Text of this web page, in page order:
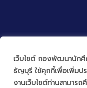
เว็บไซต์ กองพัฒนานักศึ
ธัญบุรี ใช้คุกกี้เพื่อเพิ่มป
งานเว็บไซต์ท่านสามาร
© 2022 กองพัฒนานัก